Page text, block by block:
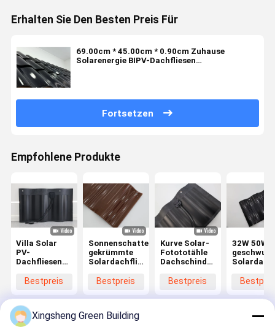
Erhalten Sie Den Besten Preis Für
69.00cm * 45.00cm * 0.90cm Zuhause
Solarenergie BIPV-Dachfliesen
Fortsetzen
Empfohlene Produkte
Villa Solar
PV-
Dachfliesen
Farbe
integrierte
Photovoltaik-
Dachfliesen
Bestpreis
Sonnenschatten
gekrümmte
Solardachfliesen
Spannung
Dünnfilm
Solarfliesen
Bestpreis
Kurve Solar-
Fotototähle
Dachschindeln
Gewächshaus
Gerät
Bestpreis
32W 50W
1500V
Xingsheng Green Building